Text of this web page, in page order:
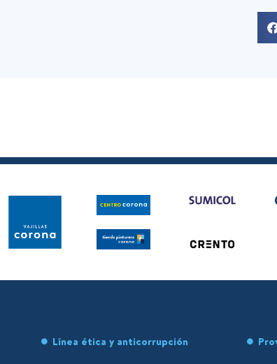
Línea ética y anticorrupción